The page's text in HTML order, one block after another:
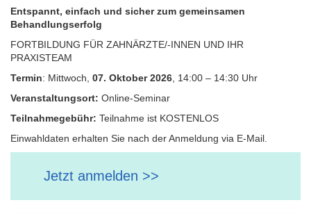
Entspannt, einfach und sicher zum gemeinsamen
Behandlungserfolg
FORTBILDUNG FÜR ZAHNÄRZTE/-INNEN UND IHR
PRAXISTEAM
Termin: Mittwoch, 07. Oktober 2026 , 14:00 – 14:30 Uhr
Veranstaltungsort: Online-Seminar
Teilnahmegebühr: Teilnahme ist KOSTENLOS
Einwahldaten erhalten Sie nach der Anmeldung via E‐Mail.
Jetzt anmelden >>